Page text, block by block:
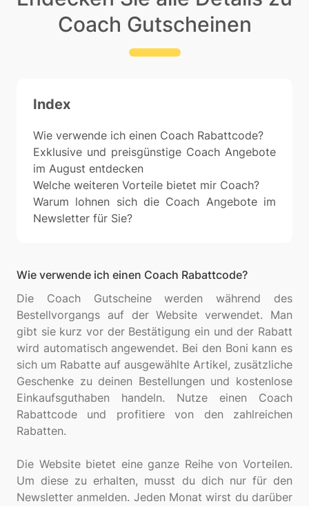
Coach Gutscheinen
Index
Wie verwende ich einen Coach Rabattcode?
Exklusive und preisgünstige Coach Angebote
im August entdecken
Welche weiteren Vorteile bietet mir Coach?
Warum lohnen sich die Coach Angebote im
Newsletter für Sie?
Wie verwende ich einen Coach Rabattcode?
Die Coach Gutscheine werden während des
Bestellvorgangs auf der Website verwendet. Man
gibt sie kurz vor der Bestätigung ein und der Rabatt
wird automatisch angewendet. Bei den Boni kann es
sich um Rabatte auf ausgewählte Artikel, zusätzliche
Geschenke zu deinen Bestellungen und kostenlose
Einkaufsguthaben handeln. Nutze einen Coach
Rabattcode und profitiere von den zahlreichen
Rabatten.
Die Website bietet eine ganze Reihe von Vorteilen.
Um diese zu erhalten, musst du dich nur für den
Newsletter anmelden. Jeden Monat wirst du darüber